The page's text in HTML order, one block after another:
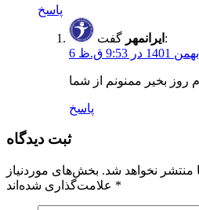
پاسخ
ایرانمهر گفت:
6 بهمن 1401 در 9:53 ق.ظ
روز بخیر ممنونم از شما
پاسخ
ثبت دیدگاه
منتشر نخواهد شد. بخش‌های موردنیاز
*